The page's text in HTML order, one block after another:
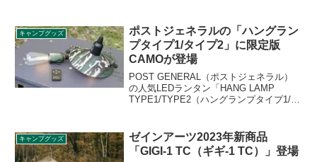
ワンショルダーバッグで、メイン気室と
サブ気室には止水ファスナーを採用して
います。詳細をレビューします。
キャンプグッズ
ポストジェネラルの「ハングラン
プタイプ1/タイプ2」に限定版
CAMOが登場
POST GENERAL（ポストジェネラル）
の人気LEDランタン「HANG LAMP
TYPE1/TYPE2（ハングランプタイプ1/タ
ズ累計販売数10万個を突破した記念バー
ジョンです。詳細をレビューします。
キャンプグッズ
ゼインアーツ2023年新商品
「GIGI-1 TC（ギギ-1 TC）」登場